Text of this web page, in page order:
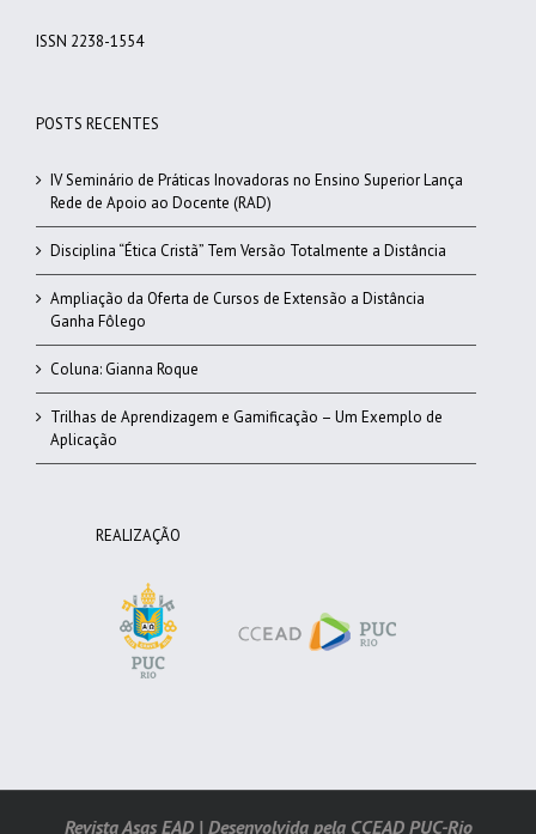
ISSN 2238-1554
POSTS RECENTES
IV Seminário de Práticas Inovadoras no Ensino Superior Lança
Rede de Apoio ao Docente (RAD)
Disciplina “Ética Cristã” Tem Versão Totalmente a Distância
Ampliação da Oferta de Cursos de Extensão a Distância
Ganha Fôlego
Coluna: Gianna Roque
Trilhas de Aprendizagem e Gamificação – Um Exemplo de
Aplicação
REALIZAÇÃO
Revista Asas EAD | Desenvolvida pela CCEAD PUC-Rio